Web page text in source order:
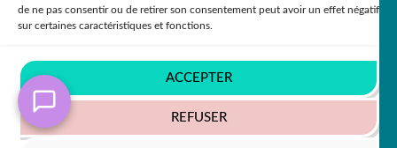
de ne pas consentir ou de retirer son consentement peut avoir un effet négatif
sur certaines caractéristiques et fonctions.
ACCEPTER
REFUSER
website is restructuring its languages - Afin de vous
donner un meilleur service, notre site restructure ses
langues
Ignorer
© DecoStickerStore 2026
Politique de confidentialité